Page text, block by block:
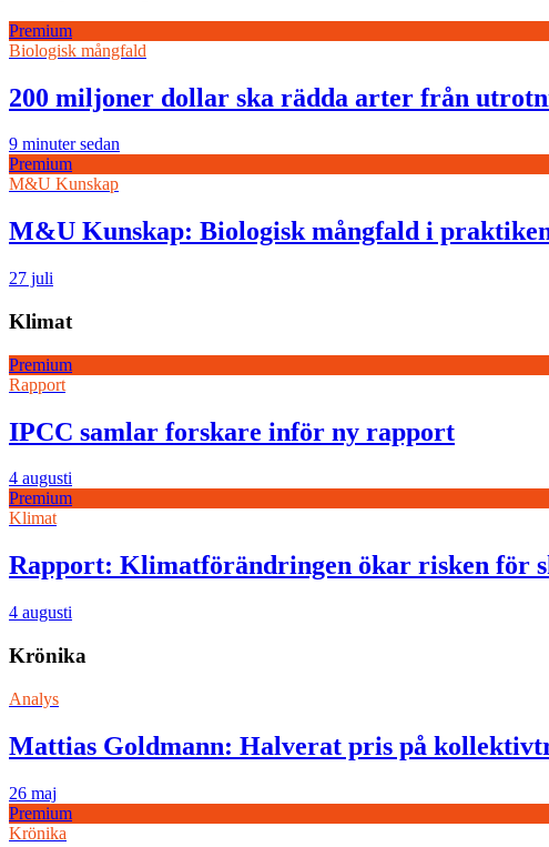
Premium
Biologisk mångfald
200 miljoner dollar ska rädda arter från
9 minuter sedan
Premium
M&U Kunskap
M&U Kunskap: Biologisk mångfald i
27 juli
Klimat
Premium
Rapport
IPCC samlar forskare inför ny rapport
4 augusti
Premium
Klimat
Rapport: Klimatförändringen ökar risken för
4 augusti
Krönika
Analys
Mattias Goldmann: Halverat pris på
26 maj
Premium
Krönika